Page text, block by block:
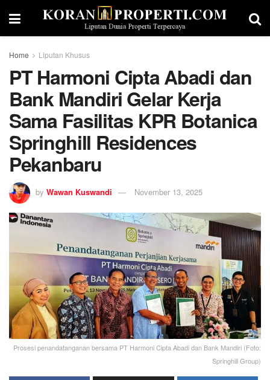
Home Liputan Khusus
PT Harmoni Cipta Abadi dan
Bank Mandiri Gelar Kerja
Sama Fasilitas KPR Botanica
Springhill Residences
Pekanbaru
by Wawan Kuswandi November 13, 2025
Prosesi penandatanganan bersama PT Harmoni Cipta Abadi dan Bank Mandiri (Foto:
Springhill Group)